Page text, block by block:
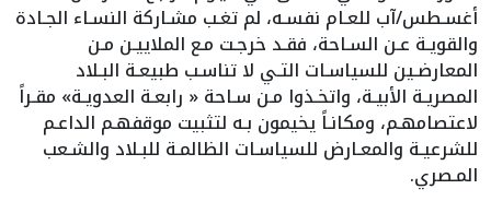
أغسـطس/آب للعـام نفسـه، لم تغـب مشـاركة النسـاء الجـادة
والقويـة عـن السـاحة، فقـد خرجـت مـع الملاييـن مـن
المعارضـين للسياسـات التـي لا تناسـب طبيعـة البـلاد
المصريـة الأبيـة، واتخـذوا مـن سـاحة « رابعـة العدويـة» مقـراً
لاعتصامهـم، ومكانـاً يخيمون بـه لتثبيت موقفهـم الداعـم
للشرعيـة والمعـارض للسياسـات الظالمـة للبـلاد والشـعب
المـصري.